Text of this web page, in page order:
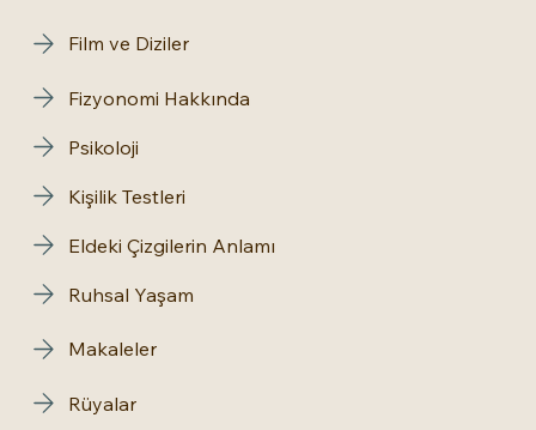
Film ve Diziler
Makaleler
Fizyonomi Hakkında
Psikoloji
Kişilik Testleri
Eldeki Çizgilerin Anlamı
Ruhsal Yaşam
Rüyalar